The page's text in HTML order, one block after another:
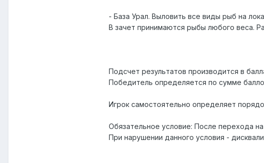
- База Урал. Выловить все виды рыб на
В зачет принимаются рыбы любого веса.
Подсчет результатов производится в
Победитель определяется по сумме
Игрок самостоятельно определяет
Обязательное условие: После перехода
При нарушении данного условия -